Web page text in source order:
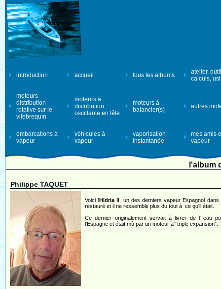
introduction accueil tous les albums
atelier,
calculs,
moteurs
distribution
rotative sur le
vilebrequin
moteurs à
distribution
oscillante en tête
moteurs à
balancier(s)
autres
embarcations à
vapeur
véhicules à
vapeur
vaporisation
instantanée
mes amis
vapeur
l'album
Philippe TAQUET
Voici ľHidria ll , un des derniers vapeur Espagnol
restauré et il ne ressemble plus du tout à ce qu'il était.
Ce dernier originalement servait à livrer de ľ eau
l'Espagne et était mû par un moteur à" triple expansion".